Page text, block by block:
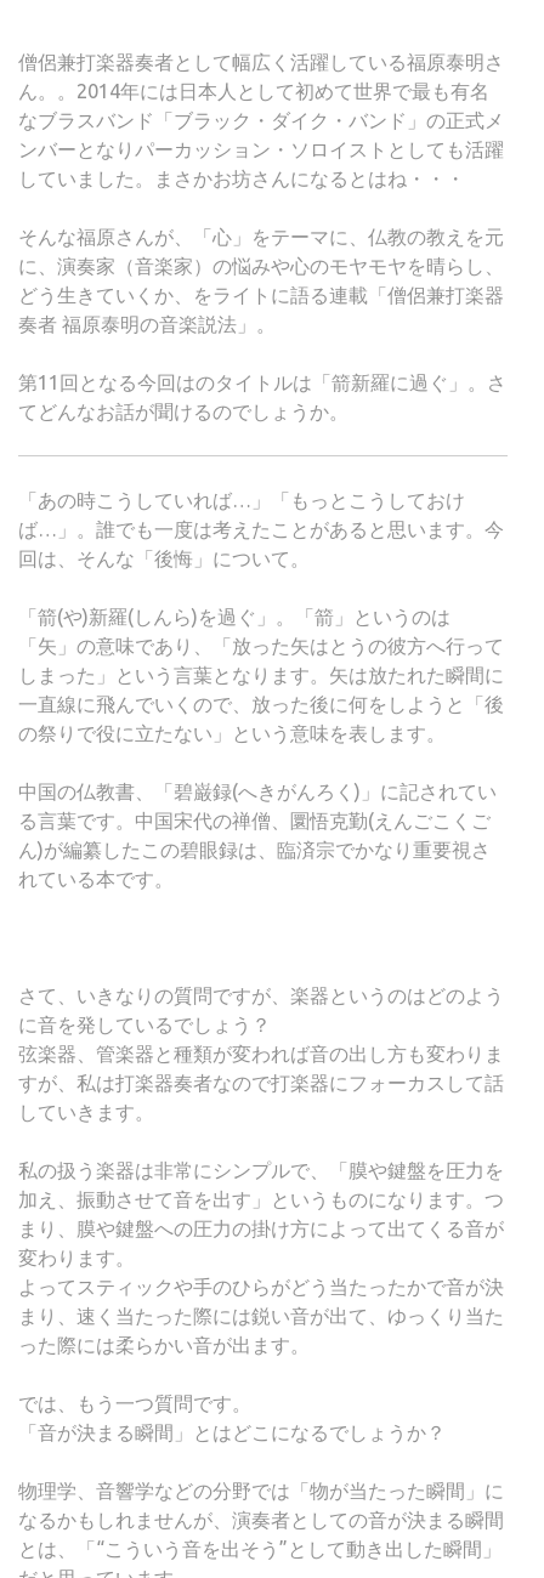
僧侶兼打楽器奏者として幅広く活躍している福原泰明さ
ん。。2014年には日本人として初めて世界で最も有名
なブラスバンド「ブラック・ダイク・バンド」の正式メ
ンバーとなりパーカッション・ソロイストとしても活躍
していました。まさかお坊さんになるとはね・・・
そんな福原さんが、「心」をテーマに、仏教の教えを元
に、演奏家（音楽家）の悩みや心のモヤモヤを晴らし、
どう生きていくか、をライトに語る連載「僧侶兼打楽器
奏者 福原泰明の音楽説法」。
第11回となる今回はのタイトルは「箭新羅に過ぐ」。さ
てどんなお話が聞けるのでしょうか。
「あの時こうしていれば…」「もっとこうしておけ
ば…」。誰でも一度は考えたことがあると思います。今
回は、そんな「後悔」について。
「箭(や)新羅(しんら)を過ぐ」。「箭」というのは
「矢」の意味であり、「放った矢はとうの彼方へ行って
しまった」という言葉となります。矢は放たれた瞬間に
一直線に飛んでいくので、放った後に何をしようと「後
の祭りで役に立たない」という意味を表します。
中国の仏教書、「碧巌録(へきがんろく)」に記されてい
る言葉です。中国宋代の禅僧、圜悟克勤(えんごこくご
ん)が編纂したこの碧眼録は、臨済宗でかなり重要視さ
れている本です。
さて、いきなりの質問ですが、楽器というのはどのよう
に音を発しているでしょう？
弦楽器、管楽器と種類が変われば音の出し方も変わりま
すが、私は打楽器奏者なので打楽器にフォーカスして話
していきます。
私の扱う楽器は非常にシンプルで、「膜や鍵盤を圧力を
加え、振動させて音を出す」というものになります。つ
まり、膜や鍵盤への圧力の掛け方によって出てくる音が
変わります。
よってスティックや手のひらがどう当たったかで音が決
まり、速く当たった際には鋭い音が出て、ゆっくり当た
った際には柔らかい音が出ます。
では、もう一つ質問です。
「音が決まる瞬間」とはどこになるでしょうか？
物理学、音響学などの分野では「物が当たった瞬間」に
なるかもしれませんが、演奏者としての音が決まる瞬間
とは、「“こういう音を出そう”として動き出した瞬間」